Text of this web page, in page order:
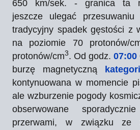
650 km/sek. - granica ta
jeszcze ulegać
tradycyjny spadek gęstości z
na poziomie 70 protonów/
protonów/cm3. Od godz. 07:00
burzę magnetyczną
kontynuowana w momencie
ale wzburzenie pogody
obserwowane
przerwami, w związku ze